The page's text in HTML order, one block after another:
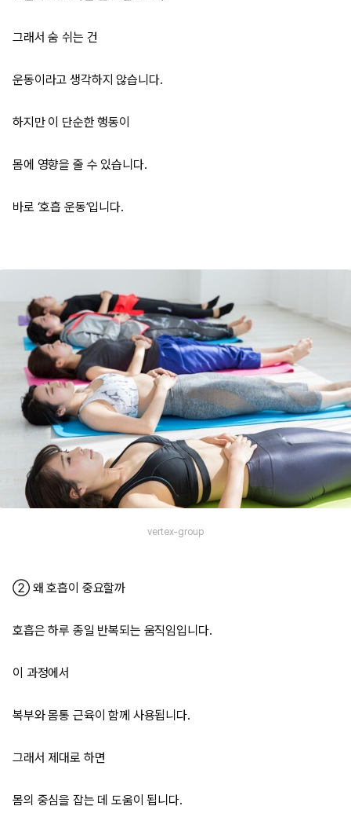
그래서 숨 쉬는 건
운동이라고 생각하지 않습니다.
하지만 이 단순한 행동이
몸에 영향을 줄 수 있습니다.
바로 ‘호흡 운동’입니다.
vertex-group
② 왜 호흡이 중요할까
호흡은 하루 종일 반복되는 움직임입니다.
이 과정에서
복부와 몸통 근육이 함께 사용됩니다.
그래서 제대로 하면
몸의 중심을 잡는 데 도움이 됩니다.